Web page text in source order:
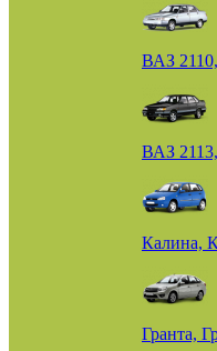
ВАЗ
ВАЗ
Калина,
Гранта,